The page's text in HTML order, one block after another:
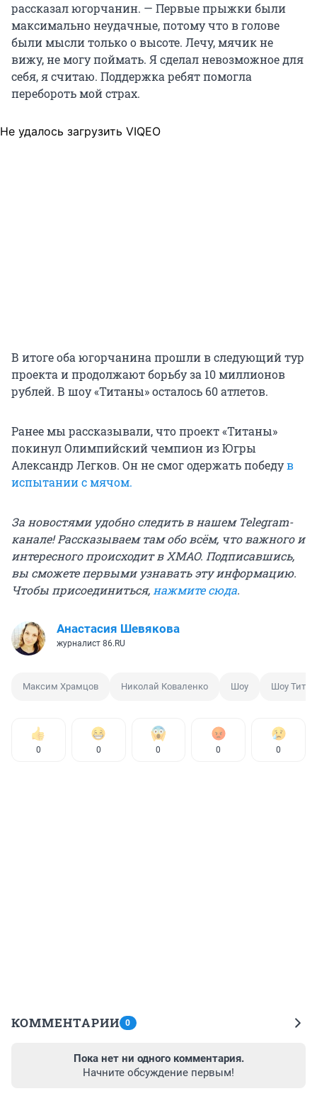
рассказал югорчанин. — Первые прыжки были
максимально неудачные, потому что в голове
были мысли только о высоте. Лечу, мячик не
вижу, не могу поймать. Я сделал невозможное для
себя, я считаю. Поддержка ребят помогла
перебороть мой страх.
Не удалось загрузить VIQEO
В итоге оба югорчанина прошли в следующий тур
проекта и продолжают борьбу за 10 миллионов
рублей. В шоу «Титаны» осталось 60 атлетов.
Ранее мы рассказывали, что проект «Титаны»
покинул Олимпийский чемпион из Югры
Александр Легков. Он не смог одержать победув
испытании с мячом.
За новостями удобно следить в нашем Telegram-
канале! Рассказываем там обо всём, что важного и
интересного происходит в ХМАО. Подписавшись,
вы сможете первыми узнавать эту информацию.
Чтобы присоединиться, нажмите сюда.
Анастасия Шевякова
журналист 86.RU
Максим Храмцов Николай Коваленко Шоу Шоу
0 0 0 0 0
КОММЕНТАРИИ 0
Пока нет ни одного комментария.
Начните обсуждение первым!